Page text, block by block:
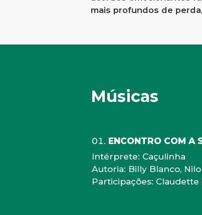
mais profundos de
Músicas
ENCONTRO COM A
Intérprete: Caçulinha
Autoria: Billy Blanco,
Participações: Claudette